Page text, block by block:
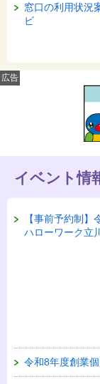
窓口の利用状
ビ
広告
イベント情
【事前予約制
ハローワーク立
令和8年度創業